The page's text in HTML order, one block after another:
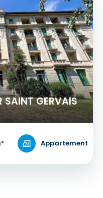
SAINT GERVAIS
Appartement